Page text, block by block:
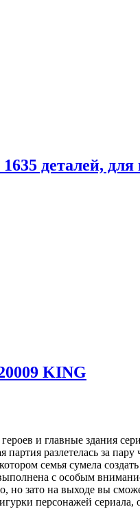
деталей, для
KING
и главные здания
разлетелась за
семья сумела
с особым
но зато на выходе вы
персонажей